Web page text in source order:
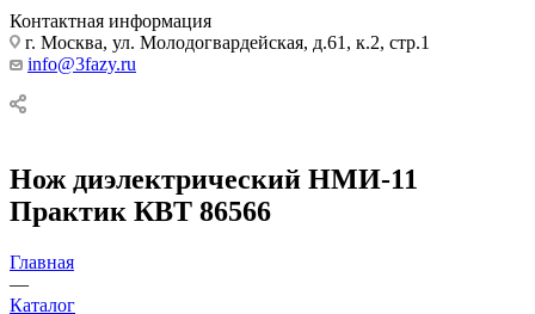
Контактная информация
г. Москва, ул. Молодогвардейская, д.61, к.2, стр.1
info@3fazy.ru
Нож диэлектрический НМИ-11
Практик КВТ 86566
Главная
—
Каталог